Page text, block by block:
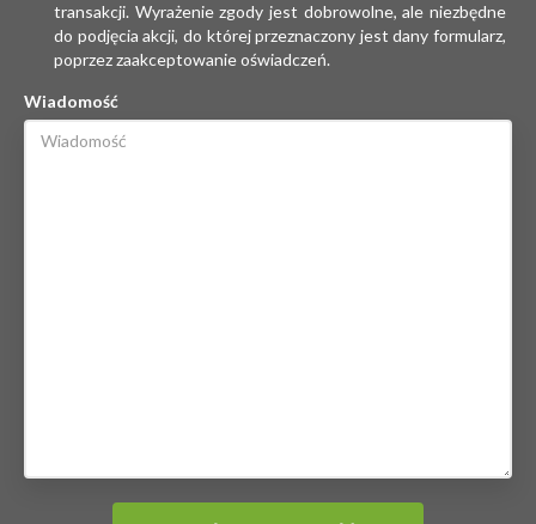
transakcji. Wyrażenie zgody jest dobrowolne, ale niezbędne
do podjęcia akcji, do której przeznaczony jest dany formularz,
poprzez zaakceptowanie oświadczeń.
Wiadomość